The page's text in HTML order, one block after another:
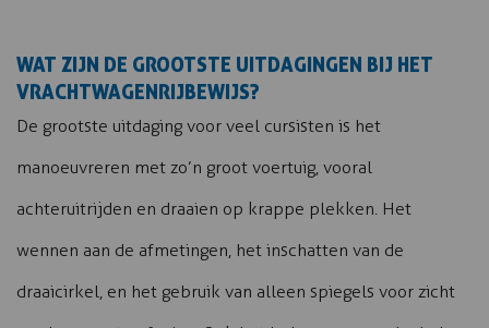
WAT ZIJN DE GROOTSTE UITDAGINGEN BIJ HET
VRACHTWAGENRIJBEWIJS?
De grootste uitdaging voor veel cursisten is het
manoeuvreren met zo’n groot voertuig, vooral
achteruitrijden en draaien op krappe plekken. Het
wennen aan de afmetingen, het inschatten van de
draaicirkel, en het gebruik van alleen spiegels voor zicht